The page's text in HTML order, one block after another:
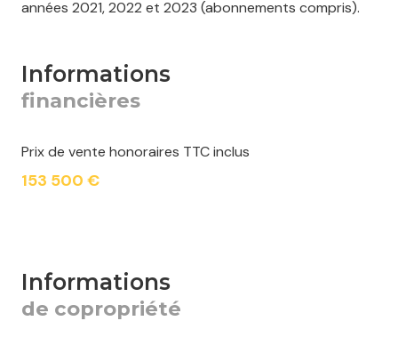
années 2021, 2022 et 2023 (abonnements compris).
informations
financières
Prix de vente honoraires TTC inclus
153 500 €
informations
de copropriété